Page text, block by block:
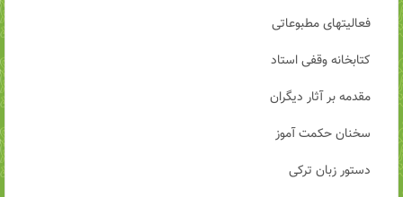
فعالیتهای مطبوعاتی
کتابخانه وقفی استاد
مقدمه بر آثار دیگران
سخنان حکمت آموز
دستور زبان ترکی